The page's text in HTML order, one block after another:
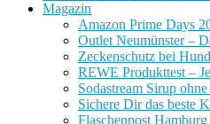
Magazin
Amazon Prime Days
Outlet Neumünster –
Zeckenschutz bei
REWE Produkttest –
Sodastream Sirup
Sichere Dir das beste
Flaschenpost